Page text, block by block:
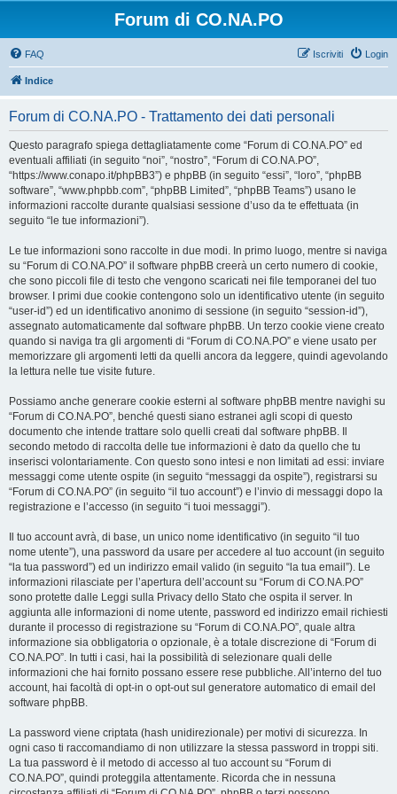
Forum di CO.NA.PO
FAQ Login
Iscriviti
Indice
Forum di CO.NA.PO - Trattamento dei dati personali
Questo paragrafo spiega dettagliatamente come “Forum di CO.NA.PO” ed
eventuali affiliati (in seguito “noi”, “nostro”, “Forum di CO.NA.PO”,
“https://www.conapo.it/phpBB3”) e phpBB (in seguito “essi”, “loro”, “phpBB
software”, “www.phpbb.com”, “phpBB Limited”, “phpBB Teams”) usano le
informazioni raccolte durante qualsiasi sessione d’uso da te effettuata (in
seguito “le tue informazioni”).
Le tue informazioni sono raccolte in due modi. In primo luogo, mentre si naviga
su “Forum di CO.NA.PO” il software phpBB creerà un certo numero di cookie,
che sono piccoli file di testo che vengono scaricati nei file temporanei del tuo
browser. I primi due cookie contengono solo un identificativo utente (in seguito
“user-id”) ed un identificativo anonimo di sessione (in seguito “session-id”),
assegnato automaticamente dal software phpBB. Un terzo cookie viene creato
quando si naviga tra gli argomenti di “Forum di CO.NA.PO” e viene usato per
memorizzare gli argomenti letti da quelli ancora da leggere, quindi agevolando
la lettura nelle tue visite future.
Possiamo anche generare cookie esterni al software phpBB mentre navighi su
“Forum di CO.NA.PO”, benché questi siano estranei agli scopi di questo
documento che intende trattare solo quelli creati dal software phpBB. Il
secondo metodo di raccolta delle tue informazioni è dato da quello che tu
inserisci volontariamente. Con questo sono intesi e non limitati ad essi: inviare
messaggi come utente ospite (in seguito “messaggi da ospite”), registrarsi su
“Forum di CO.NA.PO” (in seguito “il tuo account”) e l’invio di messaggi dopo la
registrazione e l’accesso (in seguito “i tuoi messaggi”).
Il tuo account avrà, di base, un unico nome identificativo (in seguito “il tuo
nome utente”), una password da usare per accedere al tuo account (in seguito
“la tua password”) ed un indirizzo email valido (in seguito “la tua email”). Le
informazioni rilasciate per l’apertura dell’account su “Forum di CO.NA.PO”
sono protette dalle Leggi sulla Privacy dello Stato che ospita il server. In
aggiunta alle informazioni di nome utente, password ed indirizzo email richiesti
durante il processo di registrazione su “Forum di CO.NA.PO”, quale altra
informazione sia obbligatoria o opzionale, è a totale discrezione di “Forum di
CO.NA.PO”. In tutti i casi, hai la possibilità di selezionare quali delle
informazioni che hai fornito possano essere rese pubbliche. All’interno del tuo
account, hai facoltà di opt-in o opt-out sul generatore automatico di email del
software phpBB.
La password viene criptata (hash unidirezionale) per motivi di sicurezza. In
ogni caso ti raccomandiamo di non utilizzare la stessa password in troppi siti.
La tua password è il metodo di accesso al tuo account su “Forum di
CO.NA.PO”, quindi proteggila attentamente. Ricorda che in nessuna